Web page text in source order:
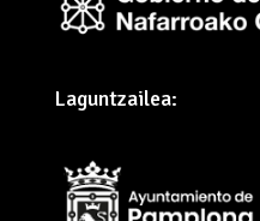
Laguntzailea: